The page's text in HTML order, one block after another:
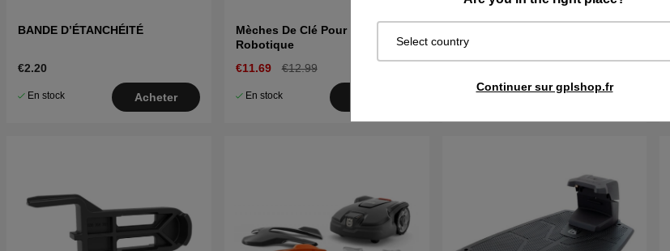
Select country
Continuer sur gplshop.fr
BANDE D’ÉTANCHÉITÉ
€2.20
En stock Acheter
Mèches De Clé Pour La Lame
Robotique
€11.69
€12.99
En stock
405X, 415X, 310 Mark II, 315 Mark
II
En stock Acheter